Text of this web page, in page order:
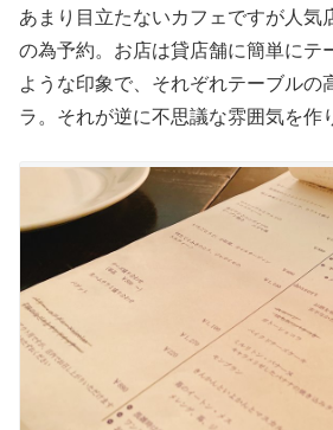
あまり目立たないカフェですが人気
の為予約。お店は貸店舗に簡単にテ
ような印象で、それぞれテーブルの
ラ。それが逆に不思議な雰囲気を作